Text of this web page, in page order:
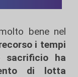
bene nel
i tempi
sacrificio ha
di lotta